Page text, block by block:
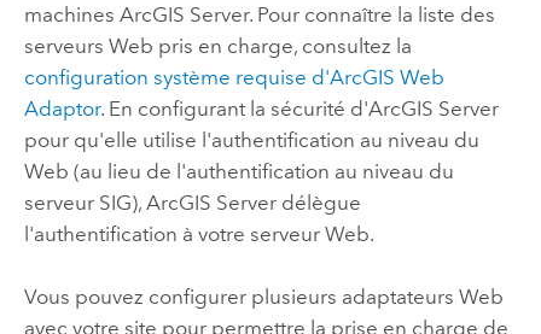
machines ArcGIS Server. Pour connaître la liste des
serveurs Web pris en charge, consultez la
configuration système requise d'ArcGIS Web
Adaptor. En configurant la sécurité d'ArcGIS Server
pour qu'elle utilise l'authentification au niveau du
Web (au lieu de l'authentification au niveau du
serveur SIG), ArcGIS Serverdélègue
l'authentification à votre serveur Web.
Vous pouvez configurer plusieurs adaptateurs Web
avec votre site pour permettre la prise en charge de